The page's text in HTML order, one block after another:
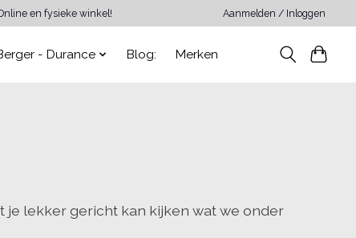
en fysieke winkel! Aanmelden / Inloggen
- Durance Blog: Merken
je lekker gericht kan kijken wat we onder